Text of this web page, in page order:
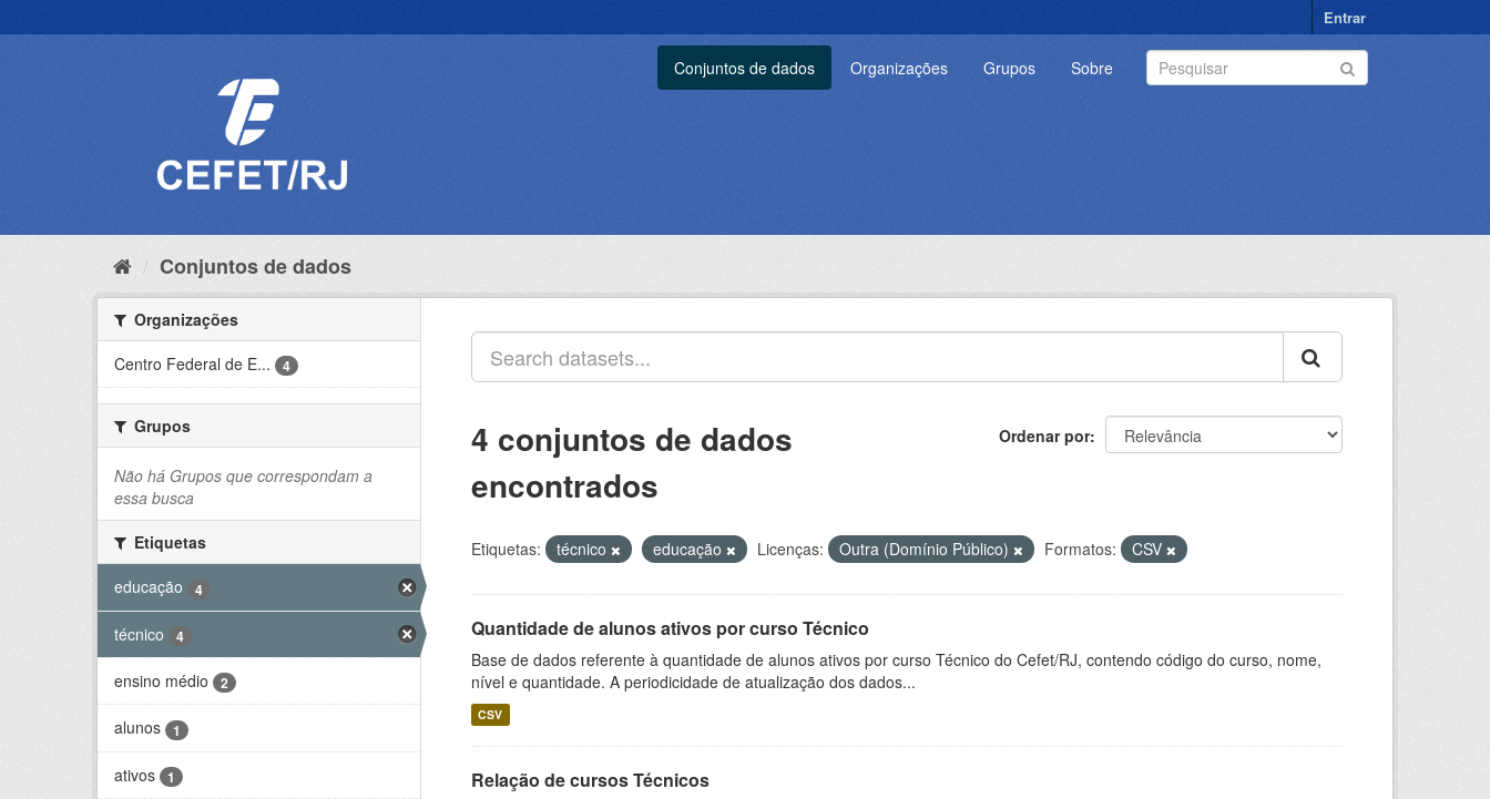
para
Entrar
Conjuntos de dados Organizações Grupos Sobre
Conjuntos de dados
Organizações
Centro Federal de E...
4
Grupos
Não há Grupos que correspondam a
essa busca
Etiquetas
educação
4
técnico 4
ensino médio 2
alunos 1
ativos 1
Ordenar por
4 conjuntos de dados
encontrados
Etiquetas: técnico educação Licenças: Outra (Domínio Público) Formatos: CSV
Quantidade de alunos ativos por curso Técnico
Base de dados referente à quantidade de alunos ativos por curso Técnico do Cefet/RJ, contendo código do curso, nome,
nível e quantidade. A periodicidade de atualização dos dados...
CSV
Relação de cursos Técnicos